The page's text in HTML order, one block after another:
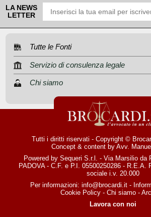
LA NEWS
LETTER
Tutte le Fonti
Servizio di consulenza legale
Chi siamo
Tutti i diritti riservati - Copyright ©
Concept & content by Avv.
Powered by Sequeri S.r.l. - Via Marsilio da
PADOVA - C.F. e P.I. 05500250286 - R.E.A.
sociale i.v. 20.000
Per informazioni: info@brocardi.it-
Cookie Policy - Chi siamo -
Lavora con noi